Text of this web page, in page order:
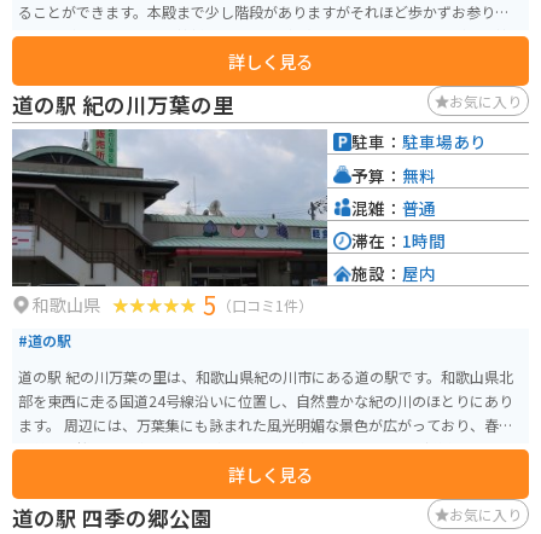
ることができます。本殿まで少し階段がありますがそれほど歩かずお参りす
ることができます。木の神様らしく鳥居が木製で歴史を感じることができ神
社の奥には水の神様がまつられた井戸があったりと境内をゆっくり歩くと多
くの発見がある神社です。
詳しく見る
道の駅 紀の川万葉の里 お気に入り
和歌山県 5 （口コミ1件）
#道の駅
道の駅 紀の川万葉の里は、和歌山県紀の川市にある道の駅です。和歌山県北
部を東西に走る国道24号線沿いに位置し、自然豊かな紀の川のほとりにあり
ます。 周辺には、万葉集にも詠まれた風光明媚な景色が広がっており、春に
は美しい桜並木を楽しむことができます。道の駅には、地元の新鮮な農産物
や特産品を販売する直売所や、地元の食材を使った料理を提供するレストラ
ンがあります。 バイクで訪れる場合、道の駅には広い駐車場が完備されてい
るため安心です。紀の川沿いを走る快適なツーリングコースとしても人気が
詳しく見る
駐車： 駐車場あり
予算： 無料
混雑： 普通
滞在： 1時間
施設： 屋内
道の駅 四季の郷公園 お気に入り